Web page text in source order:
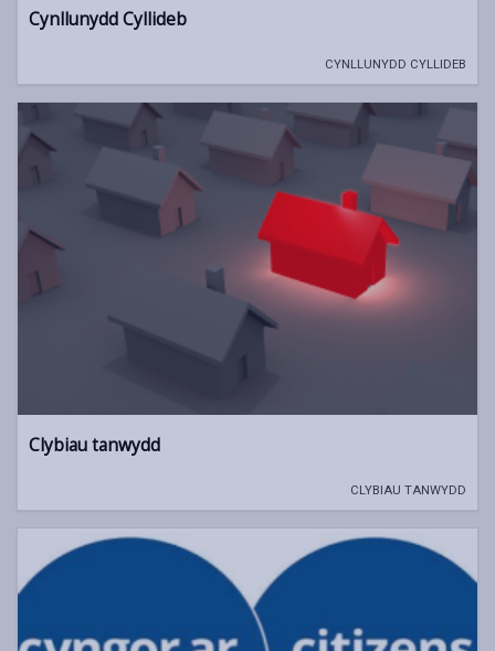
Cynllunydd Cyllideb
CYNLLUNYDD CYLLIDEB
Clybiau tanwydd
CLYBIAU TANWYDD